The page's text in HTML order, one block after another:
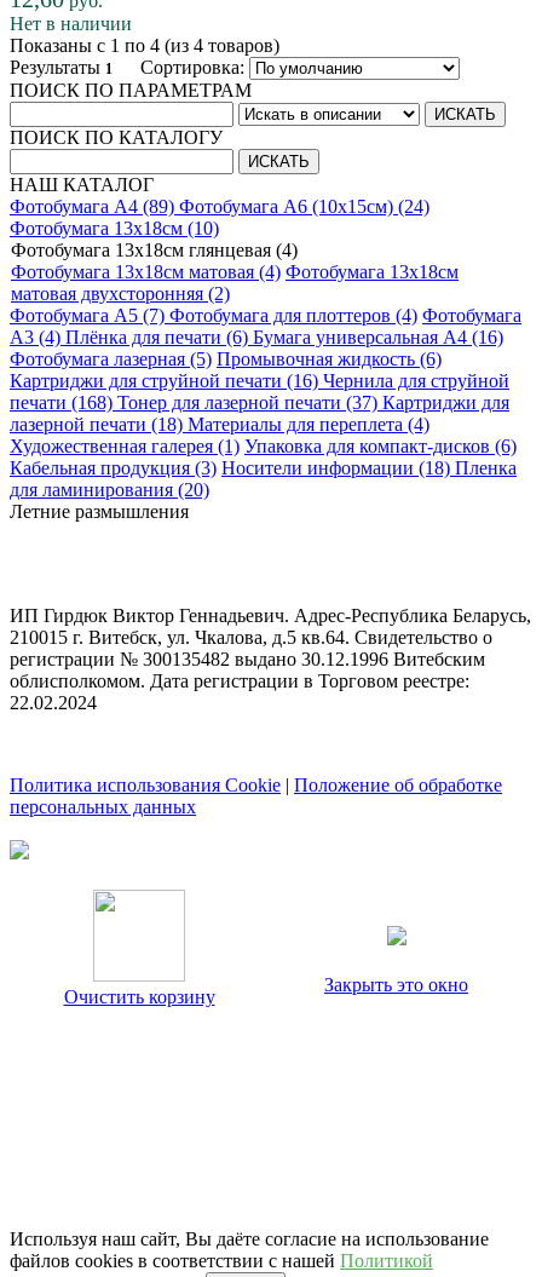
Нет в наличии
Показаны с 1 по 4 (из 4 товаров)
Результаты 1
Сортировка:
ПОИСК ПО ПАРАМЕТРАМ
ПОИСК ПО КАТАЛОГУ
НАШ КАТАЛОГ
Фотобумага A4 (89) Фотобумага A6 (10х15см) (24)
Фотобумага 13х18см (10)
Фотобумага 13х18см глянцевая (4)
Фотобумага 13х18см матовая (4) Фотобумага 13х18см
матовая двухсторонняя (2)
Фотобумага A5 (7) Фотобумага для плоттеров (4) Фотобумага
A3 (4) Плёнка для печати (6) Бумага универсальная A4 (16)
Фотобумага лазерная (5) Промывочная жидкость (6)
Картриджи для струйной печати (16) Чернила для струйной
печати (168) Тонер для лазерной печати (37) Картриджи для
лазерной печати (18) Материалы для переплета (4)
Художественная галерея (1) Упаковка для компакт-дисков (6)
Кабельная продукция (3) Носители информации (18) Пленка
для ламинирования (20)
Летние размышления
ИП Гирдюк Виктор Геннадьевич. Адрес-Республика Беларусь,
210015 г. Витебск, ул. Чкалова, д.5 кв.64. Свидетельство о
регистрации № 300135482 выдано 30.12.1996 Витебским
облисполкомом. Дата регистрации в Торговом реестре:
22.02.2024
Политика использования Cookie | Положение об обработке
персональных данных
Очистить корзину
Закрыть это окно
Используя наш сайт, Вы даёте согласие на использование
файлов cookies в соответствии с нашей Политикой